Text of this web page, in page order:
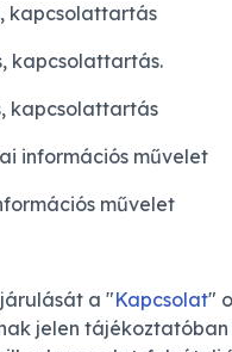
információs művelet
művelet
a "Kapcsolat"
jelen